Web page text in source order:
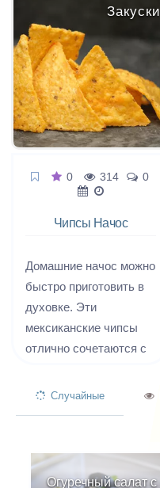
Закуски
0 314 0
Чипсы Начос
Домашние начос можно
быстро приготовить в
духовке. Эти
мексиканские чипсы
отлично сочетаются с
или сметанным соусом.
начос: они прекрасно
подойдут к пиву или
Случайные
Огуречный салат с